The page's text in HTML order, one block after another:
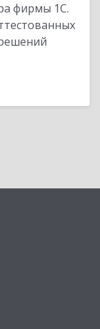
фирмы 1С.